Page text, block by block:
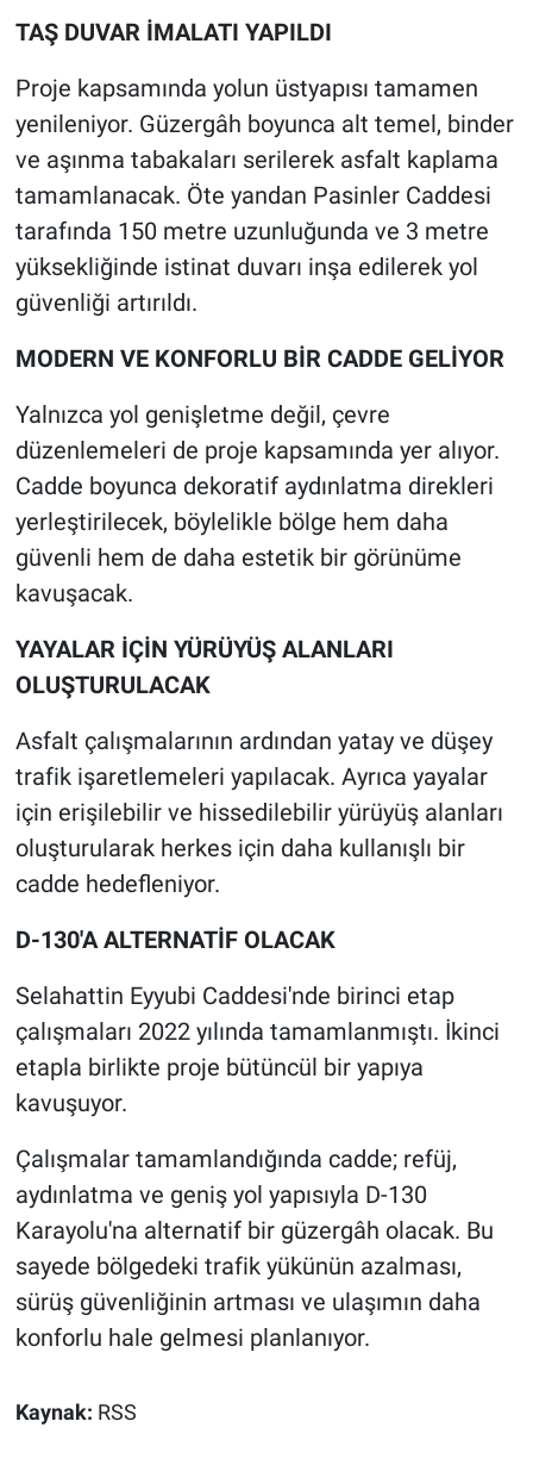
TAŞ DUVAR İMALATI YAPILDI
Proje kapsamında yolun üstyapısı tamamen
yenileniyor. Güzergâh boyunca alt temel, binder
ve aşınma tabakaları serilerek asfalt kaplama
tamamlanacak. Öte yandan Pasinler Caddesi
tarafında 150 metre uzunluğunda ve 3 metre
yüksekliğinde istinat duvarı inşa edilerek yol
güvenliği artırıldı.
MODERN VE KONFORLU BİR CADDE GELİYOR
Yalnızca yol genişletme değil, çevre
düzenlemeleri de proje kapsamında yer alıyor.
Cadde boyunca dekoratif aydınlatma direkleri
yerleştirilecek, böylelikle bölge hem daha
güvenli hem de daha estetik bir görünüme
kavuşacak.
YAYALAR İÇİN YÜRÜYÜŞ ALANLARI
OLUŞTURULACAK
Asfalt çalışmalarının ardından yatay ve düşey
trafik işaretlemeleri yapılacak. Ayrıca yayalar
için erişilebilir ve hissedilebilir yürüyüş alanları
oluşturularak herkes için daha kullanışlı bir
cadde hedefleniyor.
D-130'A ALTERNATİF OLACAK
Selahattin Eyyubi Caddesi'nde birinci etap
çalışmaları 2022 yılında tamamlanmıştı. İkinci
etapla birlikte proje bütüncül bir yapıya
kavuşuyor.
Çalışmalar tamamlandığında cadde; refüj,
aydınlatma ve geniş yol yapısıyla D-130
Karayolu'na alternatif bir güzergâh olacak. Bu
sayede bölgedeki trafik yükünün azalması,
sürüş güvenliğinin artması ve ulaşımın daha
konforlu hale gelmesi planlanıyor.
Kaynak: RSS